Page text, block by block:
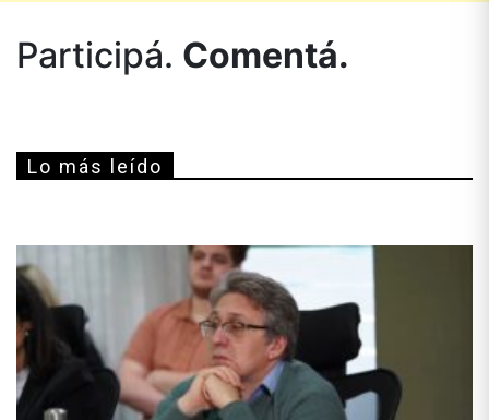
Participá. Comentá.
Lo más leído